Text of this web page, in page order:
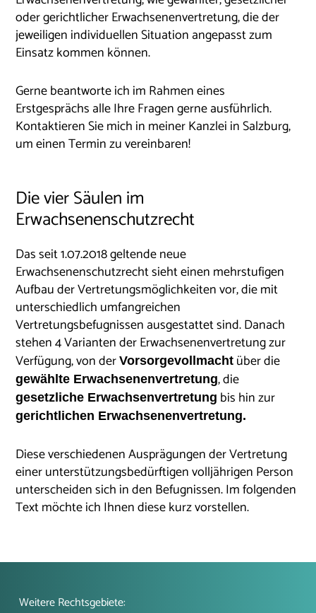
oder gerichtlicher Erwachsenenvertretung, die der
jeweiligen individuellen Situation angepasst zum
Einsatz kommen können.
Gerne beantworte ich im Rahmen eines
Erstgesprächs alle Ihre Fragen gerne ausführlich.
Kontaktieren Sie mich in meiner Kanzlei in Salzburg,
um einen Termin zu vereinbaren!
Die vier Säulen im
Erwachsenenschutzrecht
Das seit 1.07.2018 geltende neue
Erwachsenenschutzrecht sieht einen mehrstufigen
Aufbau der Vertretungsmöglichkeiten vor, die mit
unterschiedlich umfangreichen
Vertretungsbefugnissen ausgestattet sind. Danach
stehen 4 Varianten der Erwachsenenvertretung zur
Verfügung, von derVorsorgevollmacht über die
gewählte Erwachsenenvertretung, die
gesetzliche Erwachsenvertretung bis hin zur
gerichtlichen Erwachsenenvertretung.
Diese verschiedenen Ausprägungen der Vertretung
einer unterstützungsbedürftigen volljährigen Person
unterscheiden sich in den Befugnissen. Im folgenden
Text möchte ich Ihnen diese kurz vorstellen.
Weitere Rechtsgebiete: